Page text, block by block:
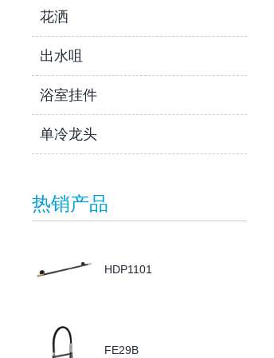
花洒
出水咀
浴室挂件
单冷龙头
热销产品
HDP1101
FE29B